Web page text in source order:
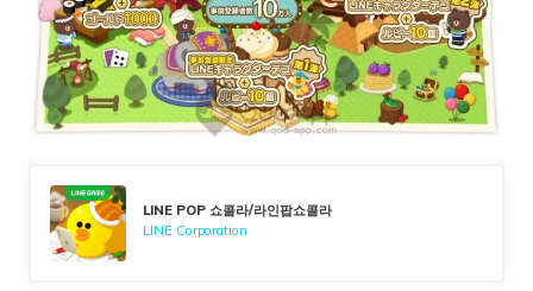
LINE POP 쇼콜라/라인팝쇼콜라
LINE Corporation